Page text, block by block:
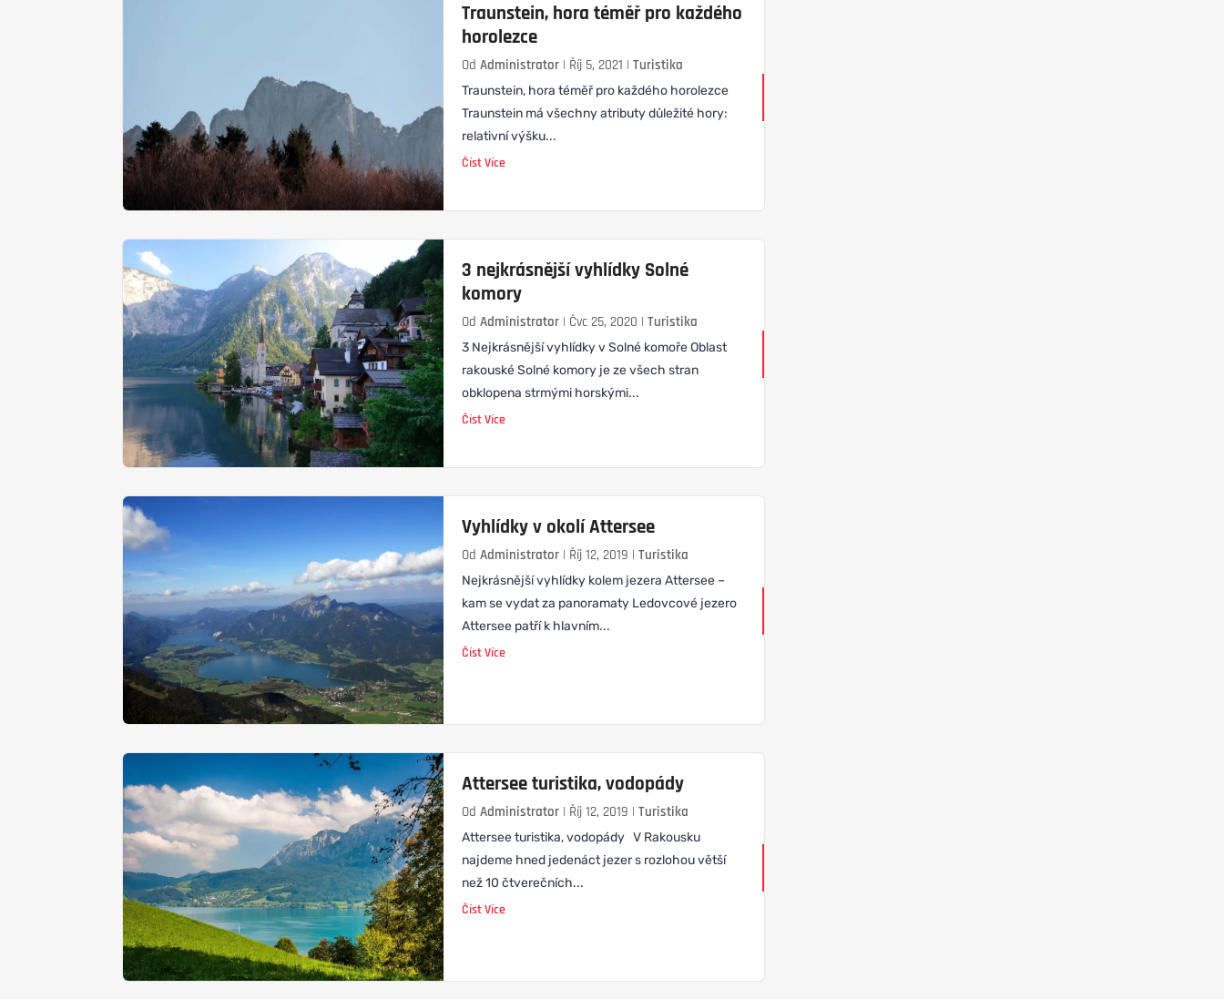
Traunstein, hora téměř pro každého
horolezce
OdAdministrator | Říj 5, 2021 |Turistika
Traunstein, hora téměř pro každého horolezce
Traunstein má všechny atributy důležité hory:
relativní výšku...
Číst Více
3 nejkrásnější vyhlídky Solné
komory
OdAdministrator | Čvc 25, 2020 |Turistika
3 Nejkrásnější vyhlídky v Solné komoře Oblast
rakouské Solné komory je ze všech stran
obklopena strmými horskými...
Číst Více
Vyhlídky v okolí Attersee
OdAdministrator | Říj 12, 2019 |Turistika
Nejkrásnější vyhlídky kolem jezera Attersee –
kam se vydat za panoramaty Ledovcové jezero
Attersee patří k hlavním...
Číst Více
Attersee turistika, vodopády
OdAdministrator | Říj 12, 2019 |Turistika
Attersee turistika, vodopády V Rakousku
najdeme hned jedenáct jezer s rozlohou větší
než 10 čtverečních...
Číst Více